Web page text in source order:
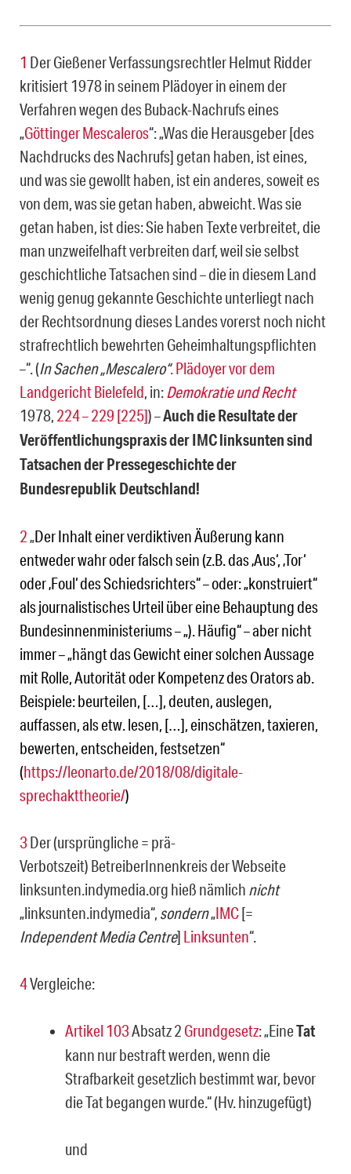
1 Der Gießener Verfassungsrechtler Helmut Ridder
kritisiert 1978 in seinem Plädoyer in einem der
Verfahren wegen des Buback-Nachrufs eines
„Göttinger Mescaleros“: „Was die Herausgeber [des
Nachdrucks des Nachrufs] getan haben, ist eines,
und was sie gewollt haben, ist ein anderes, soweit es
von dem, was sie getan haben, abweicht. Was sie
getan haben, ist dies: Sie haben Texte verbrei­tet, die
man unzweifelhaft verbreiten darf, weil sie selbst
geschichtliche Tatsachen sind – die in die­sem Land
wenig genug gekannte Geschichte unterliegt nach
der Rechtsordnung dieses Landes vor­erst noch nicht
strafrechtlich bewehrten Geheimhaltungspflichten
–“. (In Sachen „Mescalero“. Plädoyer vor dem
Landgericht Bielefeld, in:Demokratie und Recht
1978, 224 – 229 [225]) –Auch die Resultate der
Veröffentlichungspraxis der IMC linksunten sind
Tat­sachen der Pressegeschichte der
Bundesrepublik Deutschland!
2„Der Inhalt einer verdiktiven Äußerung kann
entweder wahr oder falsch sein (z.B. das ‚Aus‘, ‚Tor‘
oder ‚Foul‘ des Schiedsrichters“ – oder: „konstruiert“
als journalistisches Urteil über eine Behauptung des
Bundesinnenministeriums – „). Häufig“ – aber nicht
immer – „hängt das Gewicht einer solchen Aussage
mit Rolle, Autorität oder Kompetenz des Orators ab.
Beispiele: beurteilen, […], deuten, auslegen,
auffassen, als etw. lesen, […], einschätzen, taxieren,
bewerten, entscheiden, festsetzen“
(https://leonarto.de/2018/08/digitale-
sprechakttheorie/)
3Der (ursprüngliche = prä-
Verbotszeit) BetreiberInnenkreis der Webseite
linksunten.indymedia.org hieß nämlich nicht
„linksunten.indymedia“, sondern„IMC[=
Independent Media Centre] Linksunten“.
4Vergleiche:
Artikel 103Absatz 2 Grundgesetz: „EineTat
kann nur bestraft werden, wenn die
Strafbarkeit gesetzlich bestimmt war, bevor
die Tat begangen wurde.“ (Hv. hinzugefügt)
und